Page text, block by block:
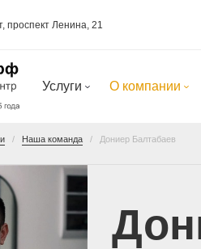
проспект Ленина, 21
Услуги О компании
Наша команда Дониер Балтабаев